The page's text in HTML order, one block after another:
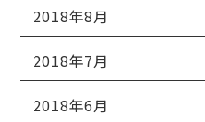
2018年8月
2018年7月
2018年6月